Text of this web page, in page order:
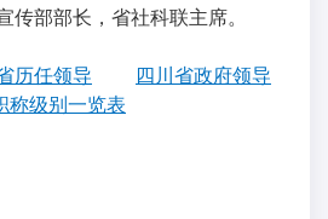
传部部长，省社科联主席。
历任领导
四川省政府领导
称级别一览表